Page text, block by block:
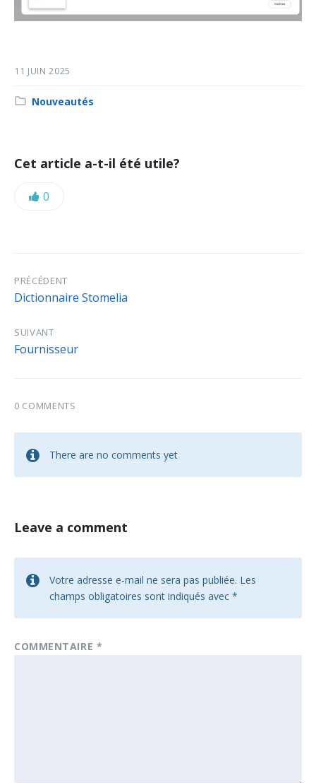
11 JUIN 2025
Category:
Nouveautés
Cet article a-t-il été utile?
Likes:
0
PRÉCÉDENT
Dictionnaire Stomelia
SUIVANT
Fournisseur
0 COMMENTS
There are no comments yet
Leave a comment
Votre adresse e-mail ne sera pas publiée. Les
champs obligatoires sont indiqués avec *
COMMENTAIRE *